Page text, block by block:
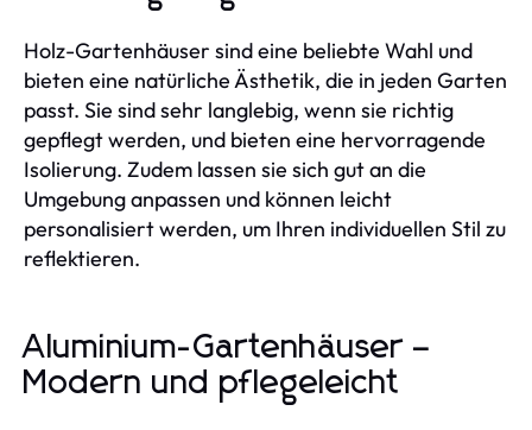
Holz-Gartenhäuser sind eine beliebte Wahl und
bieten eine natürliche Ästhetik, die in jeden Garten
passt. Sie sind sehr langlebig, wenn sie richtig
gepflegt werden, und bieten eine hervorragende
Isolierung. Zudem lassen sie sich gut an die
Umgebung anpassen und können leicht
personalisiert werden, um Ihren individuellen Stil zu
reflektieren.
Aluminium-Gartenhäuser –
Modern und pflegeleicht